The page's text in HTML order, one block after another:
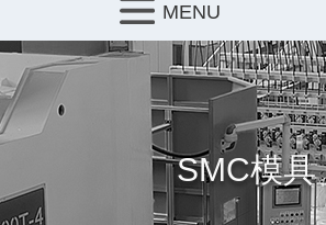
MENU
SMC模具